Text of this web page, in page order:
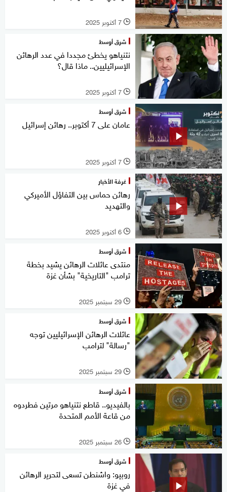
l 7 أكتوبر 2025
شرق أوسط
نتنياهو يخطئ مجددا في عدد الرهائن
الإسرائيليين.. ماذا قال؟
l 7 أكتوبر 2025
شرق أوسط
عامان على 7 أكتوبر.. رهائن إسرائيل
l 7 أكتوبر 2025
غرفة الأخبار
رهائن حماس بين التفاؤل الأميركي
والتهديد
l 6 أكتوبر 2025
شرق أوسط
منتدى عائلات الرهائن يشيد بخطة
ترامب "التاريخية" بشأن غزة
l 29 سبتمبر 2025
شرق أوسط
عائلات الرهائن الإسرائيليين توجه
"رسالة" لترامب
l 29 سبتمبر 2025
شرق أوسط
بالفيديو.. قاطع نتنياهو مرتين فطردوه
من قاعة الأمم المتحدة
l 26 سبتمبر 2025
شرق أوسط
روبيو: واشنطن تسعى لتحرير الرهائن
في غزة